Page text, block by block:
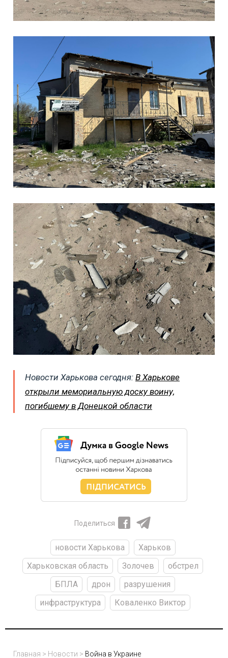
Новости Харькова сегодня: В Харькове
открыли мемориальную доску воину,
погибшему в Донецкой области
Поделиться
новости Харькова
Харьков
Харьковская область
Золочев
обстрел
БПЛА
дрон
разрушения
инфраструктура
Коваленко Виктор
Главная > Новости > Война в Украине